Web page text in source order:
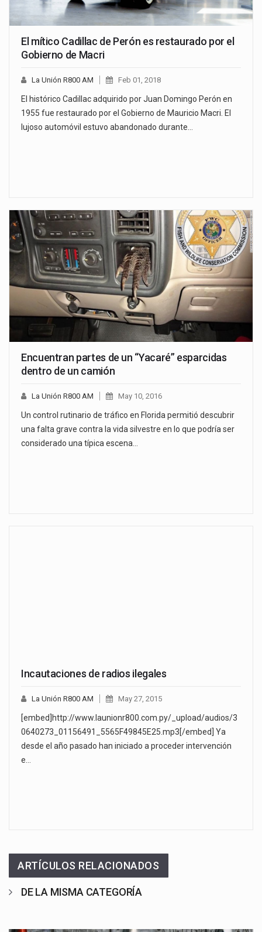
El mítico Cadillac de Perón es restaurado por el
Gobierno de Macri
La Unión R800 AM Feb 01, 2018
El histórico Cadillac adquirido por Juan Domingo Perón en
1955 fue restaurado por el Gobierno de Mauricio Macri. El
lujoso automóvil estuvo abandonado durante…
Encuentran partes de un “Yacaré” esparcidas
dentro de un camión
La Unión R800 AM May 10, 2016
Un control rutinario de tráfico en Florida permitió descubrir
una falta grave contra la vida silvestre en lo que podría ser
considerado una típica escena…
Incautaciones de radios ilegales
La Unión R800 AM May 27, 2015
[embed]http://www.launionr800.com.py/_upload/audios/3
0640273_01156491_5565F49845E25.mp3[/embed] Ya
desde el año pasado han iniciado a proceder intervención
e…
ARTÍCULOS RELACIONADOS
DE LA MISMA CATEGORÍA